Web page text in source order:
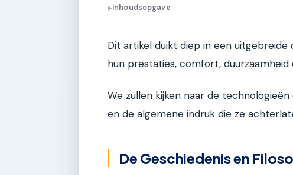
▶Inhoudsopgave
Dit artikel duikt diep in een
hun prestaties, comfort, duurzaamheid
We zullen kijken naar de
en de algemene indruk die ze
De Geschiedenis en